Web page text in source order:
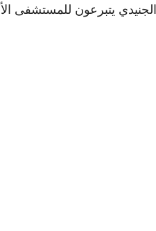
يتبرعون للمستشفى